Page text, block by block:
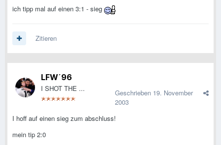
ich tipp mal auf einen 3:1 - sieg
Zitieren
LFW´96
I SHOT THE ... Geschrieben 19. November
2003
I hoff auf einen sieg zum abschluss!
mein tip 2:0